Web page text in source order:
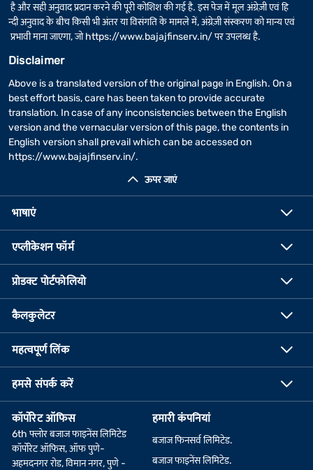
ऊपर जाएं
है और सही अनुवाद प्रदान करने की पूरी कोशिश की गई है. इस पेज में मूल अंग्रेज़ी एवं हि
न्दी अनुवाद के बीच किसी भी अंतर या विसंगति के मामले में, अंग्रेज़ी संस्करण को मान्य एवं
प्रभावी माना जाएगा, जोhttps://www.bajajfinserv.in/पर उपलब्ध है.
Disclaimer
Above is a translated version of the original page in English. On a
best effort basis, care has been taken to provide accurate
translation. In case of any inconsistencies between the English
version and the vernacular version of this page, the contents in
English version shall prevail which can be accessed on
https://www.bajajfinserv.in/.
भाषाएं
एप्लीकेशन फॉर्म
प्रोडक्ट पोर्टफोलियो
कैलकुलेटर
महत्वपूर्ण लिंक
हमसे संपर्क करें
कॉर्पोरेट ऑफिस
6th फ्लोर बजाज फाइनेंस लिमिटेड
कॉर्पोरेट ऑफिस, ऑफ पुणे-
अहमदनगर रोड, विमान नगर, पुणे -
हमारी कंपनियां
बजाज फिनसर्व लिमिटेड.
बजाज फाइनेंस लिमिटेड.